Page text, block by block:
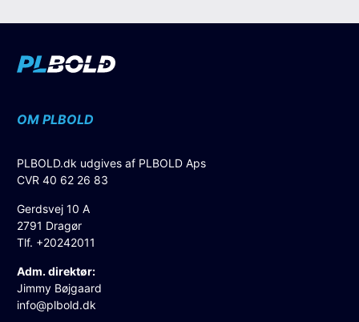
OM PLBOLD
PLBOLD.dk udgives af PLBOLD Aps
CVR 40 62 26 83
Gerdsvej 10 A
2791 Dragør
Tlf. +20242011
Adm. direktør:
Jimmy Bøjgaard
info@plbold.dk